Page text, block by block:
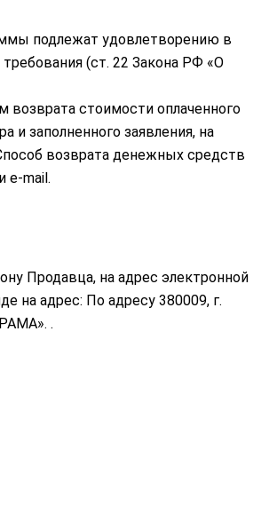
подлежат удовлетворению в
(ст. 22 Закона РФ «О
стоимости оплаченного
и заполненного заявления, на
возврата денежных средств
e-mail.
Продавца, на адрес электронной
на адрес: По адресу 380009, г.
.